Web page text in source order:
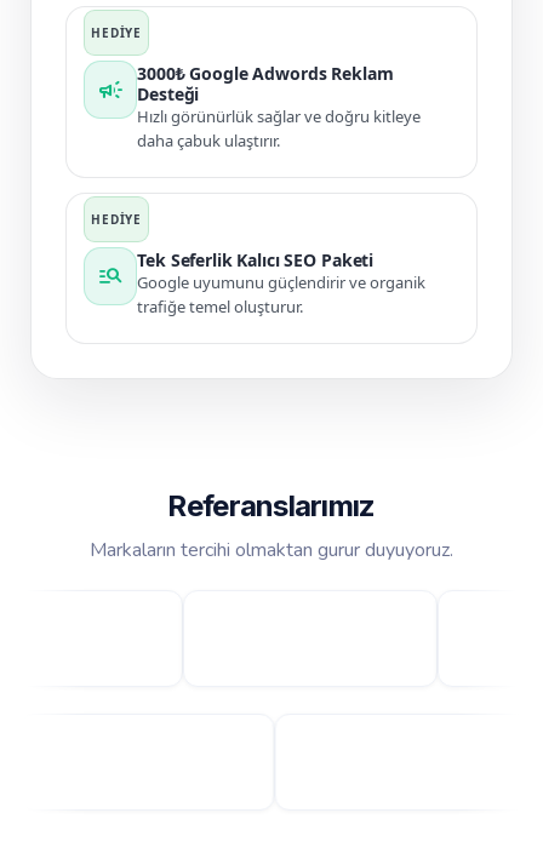
campaign
3000₺ Google Adwords Reklam
Desteği
Hızlı görünürlük sağlar ve doğru kitleye
daha çabuk ulaştırır.
manage_search
Tek Seferlik Kalıcı SEO Paketi
Google uyumunu güçlendirir ve organik
trafiğe temel oluşturur.
Referanslarımız
Markaların tercihi olmaktan gurur duyuyoruz.